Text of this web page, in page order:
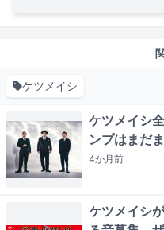
ケツメイシ
ケツメイシ
ンプはまだ
4か月前
ケツメイシ